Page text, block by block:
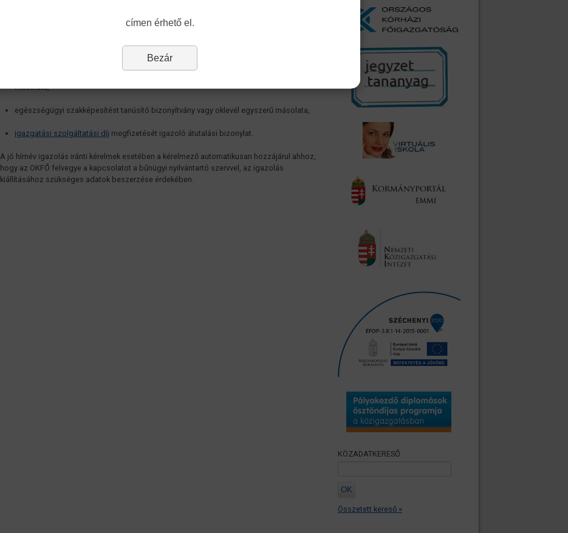
hiánytalanul kitöltött és saját kezűleg aláírt kérelemformanyomtatvány
érvényes útlevél vagy személyi igazolvány egyszerű másolata,
másolata,
egészségügyi szakképesítést tanúsító bizonyítvány vagy oklevél egyszerű másolata,
igazgatási szolgáltatási díj megfizetését igazoló átutalási bizonylat.
A jó hírnév igazolás iránti kérelmek esetében a kérelmező automatikusan hozzájárul ahhoz,
hogy az OKFŐ felvegye a kapcsolatot a bűnügyi nyilvántartó szervvel, az igazolás
kiállításához szükséges adatok beszerzése érdekében.
KÖZADATKERESŐ
Összetett kereső »
címen érhető el.
Bezár